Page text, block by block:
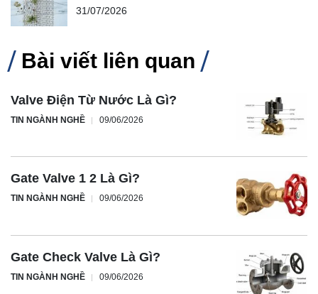
31/07/2026
Bài viết liên quan
Valve Điện Từ Nước Là Gì?
TIN NGÀNH NGHỀ 09/06/2026
Gate Valve 1 2 Là Gì?
TIN NGÀNH NGHỀ 09/06/2026
Gate Check Valve Là Gì?
TIN NGÀNH NGHỀ 09/06/2026